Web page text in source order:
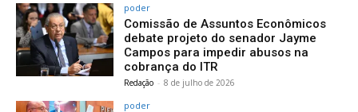
poder
Comissão de Assuntos Econômicos
debate projeto do senador Jayme
Campos para impedir abusos na
cobrança do ITR
Redação - 8 de julho de 2026
poder